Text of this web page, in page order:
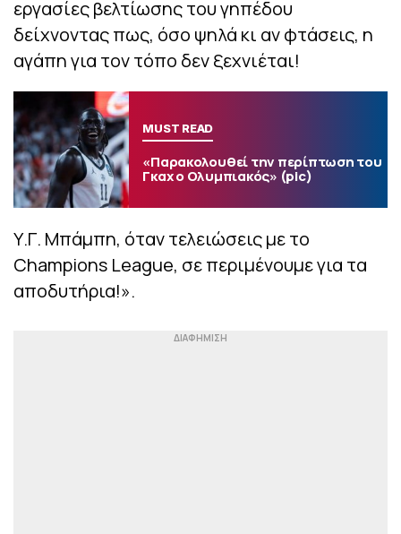
εργασίες βελτίωσης του γηπέδου
δείχνοντας πως, όσο ψηλά κι αν φτάσεις, η
αγάπη για τον τόπο δεν ξεχνιέται!
MUST READ
«Παρακολουθεί την περίπτωση του
Γκαχ ο Ολυμπιακός» (pic)
Υ.Γ. Μπάμπη, όταν τελειώσεις με το
Champions League, σε περιμένουμε για τα
αποδυτήρια!».